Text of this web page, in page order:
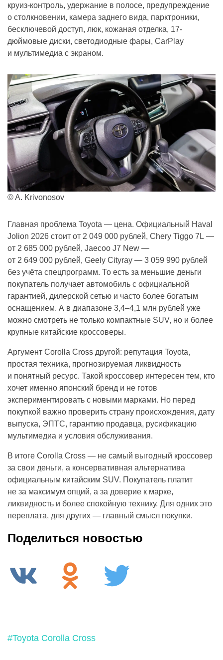
круиз-контроль, удержание в полосе, предупреждение
о столкновении, камера заднего вида, парктроники,
бесключевой доступ, люк, кожаная отделка, 17-
дюймовые диски, светодиодные фары, CarPlay
и мультимедиа с экраном.
© A. Krivonosov
Главная проблема Toyota — цена. Официальный Haval
Jolion 2026 стоит от 2 049 000 рублей, Chery Tiggo 7L —
от 2 685 000 рублей, Jaecoo J7 New —
от 2 649 000 рублей, Geely Cityray — 3 059 990 рублей
без учёта спецпрограмм. То есть за меньшие деньги
покупатель получает автомобиль с официальной
гарантией, дилерской сетью и часто более богатым
оснащением. А в диапазоне 3,4–4,1 млн рублей уже
можно смотреть не только компактные SUV, но и более
крупные китайские кроссоверы.
Аргумент Corolla Cross другой: репутация Toyota,
простая техника, прогнозируемая ликвидность
и понятный ресурс. Такой кроссовер интересен тем, кто
хочет именно японский бренд и не готов
экспериментировать с новыми марками. Но перед
покупкой важно проверить страну происхождения, дату
выпуска, ЭПТС, гарантию продавца, русификацию
мультимедиа и условия обслуживания.
В итоге Corolla Cross — не самый выгодный кроссовер
за свои деньги, а консервативная альтернатива
официальным китайским SUV. Покупатель платит
не за максимум опций, а за доверие к марке,
ликвидность и более спокойную технику. Для одних это
переплата, для других — главный смысл покупки.
Поделиться новостью
#Toyota Corolla Cross